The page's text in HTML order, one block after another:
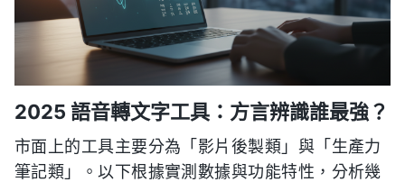
2025 語音轉文字工具：方言辨識誰最強？
市面上的工具主要分為「影片後製類」與「生產力
筆記類」。以下根據實測數據與功能特性，分析幾